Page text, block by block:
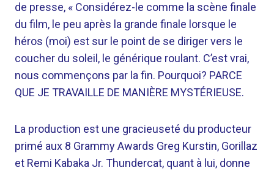
de presse, « Considérez-le comme la scène finale
du film, le peu après la grande finale lorsque le
héros (moi) est sur le point de se diriger vers le
coucher du soleil, le générique roulant. C’est vrai,
nous commençons par la fin. Pourquoi? PARCE
QUE JE TRAVAILLE DE MANIÈRE MYSTÉRIEUSE.
La production est une gracieuseté du producteur
primé aux 8 Grammy Awards Greg Kurstin, Gorillaz
et Remi Kabaka Jr. Thundercat, quant à lui, donne